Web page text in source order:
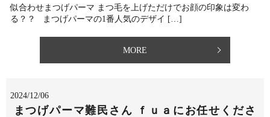
似合わせまつげパーマ まつ毛を上げただけでお顔の印象は変わ
る？？ まつげパーマの1番人気のデザイ […]
MORE
2024/12/06
まつげパーマ難民さん ｆｕａにお任せくださ